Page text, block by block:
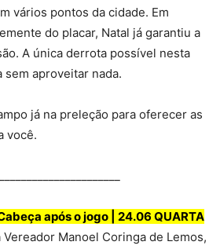
vários pontos da cidade. Em
do placar, Natal já garantiu a
A única derrota possível nesta
sem aproveitar nada.
já na preleção para oferecer as
você.
após o jogo | 24.06 QUARTA
Vereador Manoel Coringa de Lemos,